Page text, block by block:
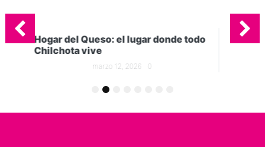
todo
5 tipos quesos que no pueden faltar
en tu cocina
marzo 5, 2026
5